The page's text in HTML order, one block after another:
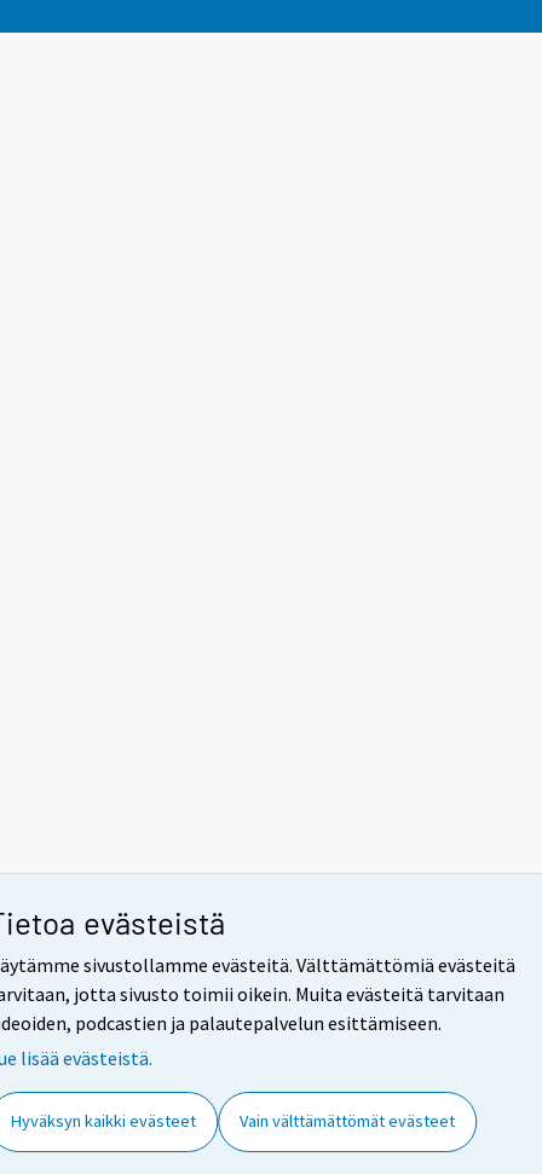
evästeistä
sivustollamme evästeitä. Välttämättömiä evästeitä
jotta sivusto toimii oikein. Muita evästeitä tarvitaan
podcastien ja palautepalvelun esittämiseen.
lisää evästeistä.
Hyväksyn kaikki evästeet Vain välttämättömät evästeet